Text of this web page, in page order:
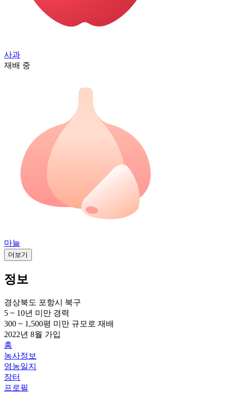
사과
재배 중
마늘
더보기
정보
경상북도 포항시 북구
5 ~ 10년 미만 경력
300 ~ 1,500평 미만 규모로 재배
2022년 8월 가입
홈
농사정보
영농일지
장터
프로필